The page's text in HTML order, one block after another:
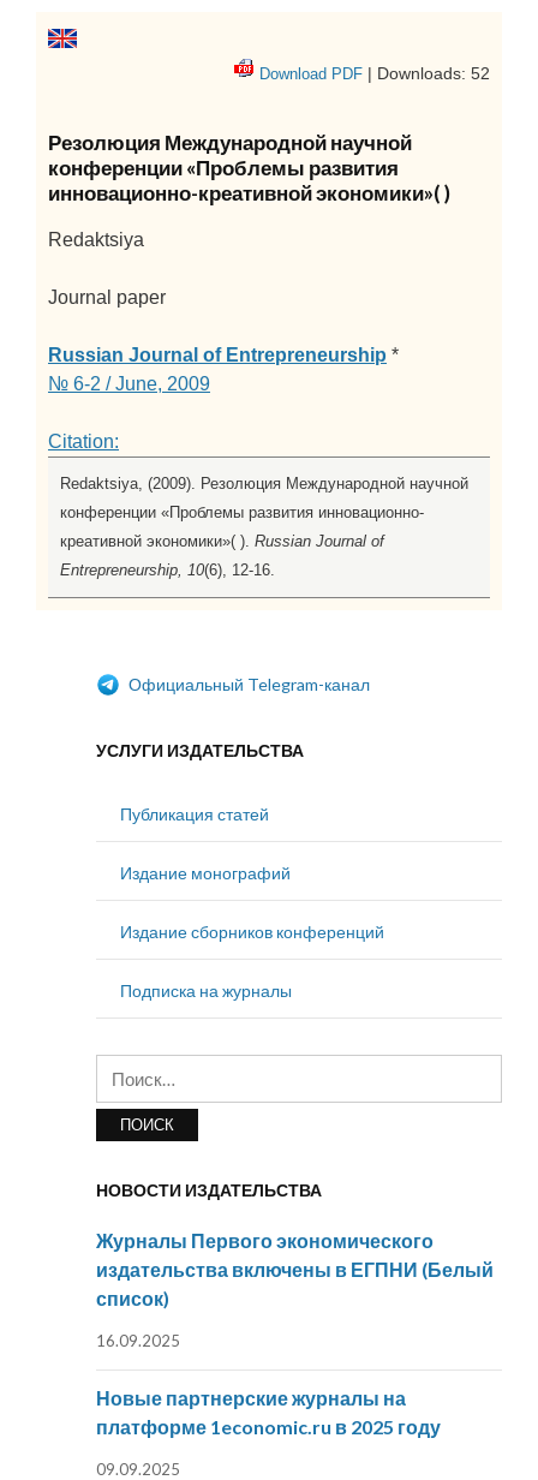
Download PDF | Downloads: 52
Резолюция Международной научной
конференции «Проблемы развития
инновационно-креативной экономики»( )
Redaktsiya
Journal paper
Russian Journal of Entrepreneurship *
№ 6-2 / June, 2009
Citation:
Redaktsiya, (2009). Резолюция Международной научной
конференции «Проблемы развития инновационно-
креативной экономики»( ). Russian Journal of
Entrepreneurship, 10(6), 12-16.
Официальный Telegram-канал
УСЛУГИ ИЗДАТЕЛЬСТВА
Публикация статей
Издание монографий
Издание сборников конференций
Подписка на журналы
НОВОСТИ ИЗДАТЕЛЬСТВА
Журналы Первого экономического
издательства включены в ЕГПНИ (Белый
список)
16.09.2025
Новые партнерские журналы на
платформе 1economic.ru в 2025 году
09.09.2025